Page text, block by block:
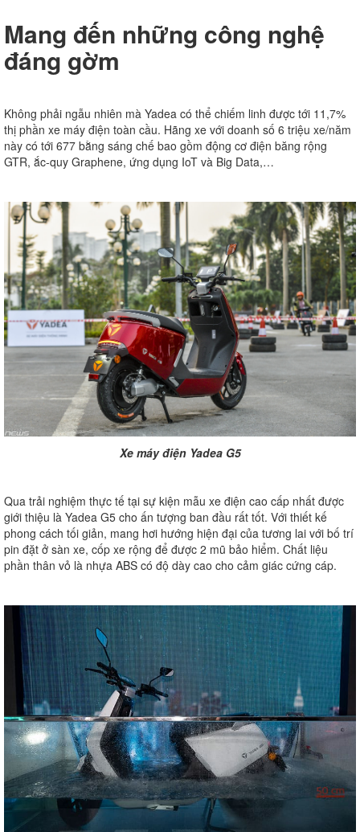
Mang đến những công nghệ
đáng gờm
Không phải ngẫu nhiên mà Yadea có thể chiếm linh được tới 11,7%
thị phần xe máy điện toàn cầu. Hãng xe với doanh số 6 triệu xe/năm
này có tới 677 bằng sáng chế bao gồm động cơ điện băng rộng
GTR, ắc-quy Graphene, ứng dụng IoT và Big Data,…
Xe máy điện Yadea G5
Qua trải nghiệm thực tế tại sự kiện mẫu xe điện cao cấp nhất được
giới thiệu là Yadea G5 cho ấn tượng ban đầu rất tốt. Với thiết kế
phong cách tối giản, mang hơi hướng hiện đại của tương lai với bố trí
pin đặt ở sàn xe, cốp xe rộng để được 2 mũ bảo hiểm. Chất liệu
phần thân vỏ là nhựa ABS có độ dày cao cho cảm giác cứng cáp.